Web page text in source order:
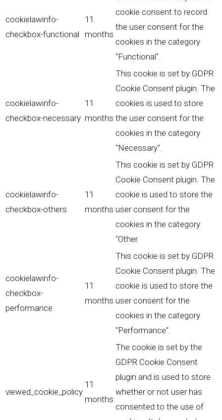
cookielawinfo-
checkbox-functional
11
months
cookie consent to record
the user consent for the
cookies in the category
"Functional".
cookielawinfo-
checkbox-necessary
11
months
This cookie is set by GDPR
Cookie Consent plugin. The
cookies is used to store
the user consent for the
cookies in the category
"Necessary".
cookielawinfo-
checkbox-others
11
months
This cookie is set by GDPR
Cookie Consent plugin. The
cookie is used to store the
user consent for the
cookies in the category
"Other.
cookielawinfo-
checkbox-
performance
11
months
This cookie is set by GDPR
Cookie Consent plugin. The
cookie is used to store the
user consent for the
cookies in the category
"Performance".
viewed_cookie_policy
11
months
The cookie is set by the
GDPR Cookie Consent
plugin and is used to store
whether or not user has
consented to the use of